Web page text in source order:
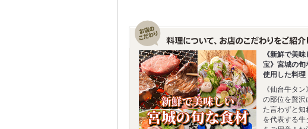
《新鮮で美
宝》宮城の旬
使用した料理
《仙台牛タ
の部位を贅沢
た言わずと知
を代表する牛